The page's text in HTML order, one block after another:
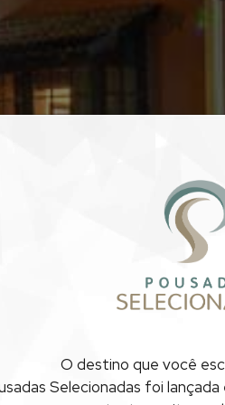
O destino que você
Selecionadas foi lançada